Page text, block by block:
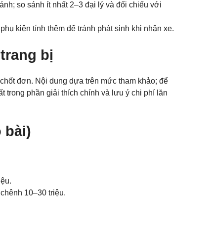
so sánh ít nhất 2–3 đại lý và đối chiếu với
kiện tính thêm để tránh phát sinh khi nhận xe.
bị
đơn. Nội dung dựa trên mức tham khảo; để
trong phần giải thích chính và lưu ý chi phí lăn
bài)
10–30 triệu.